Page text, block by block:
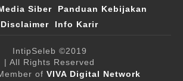
Siber
Panduan Kebijakan
Disclaimer
Info Karir
IntipSeleb ©2019
| All Rights Reserved
of VIVA Digital Network